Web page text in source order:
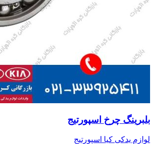
بلبرینگ چرخ اسپورتیج
لوازم یدکی کیا اسپورتیج